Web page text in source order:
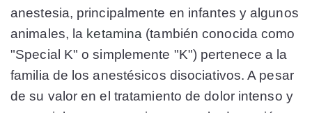
anestesia, principalmente en infantes y algunos
animales, la ketamina (también conocida como
"Special K" o simplemente "K") pertenece a la
familia de los anestésicos disociativos. A pesar
de su valor en el tratamiento de dolor intenso y